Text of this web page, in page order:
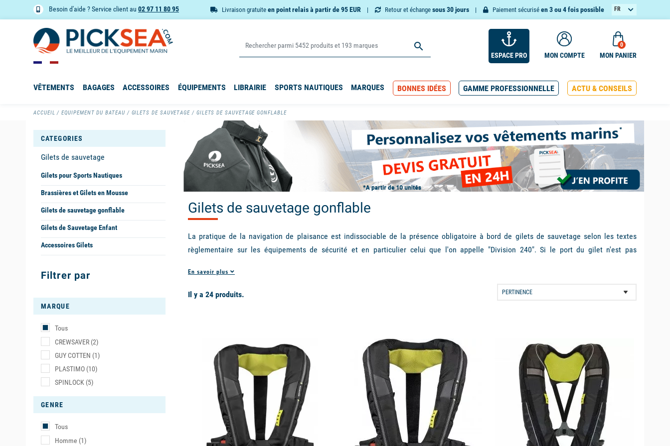
Besoin d'aide ? Service client au 02 97 11 80 95 Livraison gratuite en point relais à partir de 95 EUR Retour et échange sous 30 jours Paiement sécurisé en 3 ou 4 fois possible
FR
EN

ESPACE PRO MON COMPTE
0
MON PANIER
VÊTEMENTS BAGAGES ACCESSOIRES ÉQUIPEMENTS LIBRAIRIE SPORTS NAUTIQUES MARQUES BONNES IDÉES GAMME PROFESSIONNELLE ACTU & CONSEILS
ACCUEIL EQUIPEMENT DU BATEAU GILETS DE SAUVETAGE GILETS DE SAUVETAGE GONFLABLE
CATEGORIES
Gilets de sauvetage
Gilets pour Sports Nautiques
Brassières et Gilets en Mousse
Gilets de sauvetage gonflable
Gilets de Sauvetage Enfant
Accessoires Gilets
Filtrer par
MARQUE
Tous
CREWSAVER (2)
GUY COTTEN (1)
PLASTIMO (10)
SPINLOCK (5)
GENRE
Tous
Homme (1)
Gilets de sauvetage gonflable
La pratique de la navigation de plaisance est indissociable de la présence obligatoire à bord de gilets de sauvetage selon les textes
règlementaire sur les équipements de sécurité et en particulier celui que l'on appelle "Division 240". Si le port du gilet n'est pas
développement des gilets de sauvetage automatiques gonflables permet de le porter en permanence à bord tout en conservant un confort
et une liberté de mouvement : parfois même, on oublie que l'on porte un gilet de sauvetage !! Selon votre type de pratique et votre
Les différents types de déclenchement des gilets de sauvetage automatique gonflable
Selon le type de déclenchement du gilet, on distingue différents gilets gonflables :
gilet de sauvetage gonflable automatique
dit à pastille de cellulose, est un gilet qui se gonfle dès la chute du porteur à l'eau. Le
déclencheur à pastille de cellulose contenu dans le gilet fond instantanément au contact de l'eau libérant ainsi le percuteur de la
cartouche pour un gonflage immédiat. La pastille n'est sensible qu'à l'immersion totale et ne déclenchera pas de gonflage intempestif lors
de vos manœuvres sous les embruns ou la pluie ou lors du rinçage du matériel (à condition de ne pas faire pénétrer l'eau dans le
mécanisme). Un stockage au sec, notamment l'hiver est cependant vivement conseillé. C'est le type de gilet de sauvetage gonflable le plus
En savoir plus
Il y a 24 produits.